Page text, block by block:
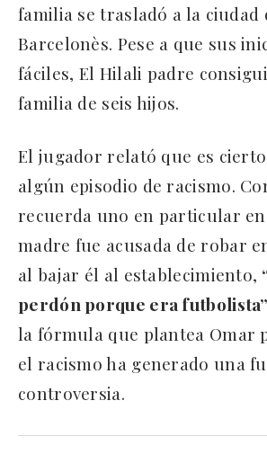
familia se trasladó a la ciudad
Barcelonès. Pese a que sus
fáciles, El Hilali padre
familia de seis hijos.
El jugador relató que es
algún episodio de racismo.
recuerda uno en particular
madre fue acusada de robar
al bajar él al establecimiento,
perdón porque era futbolista”
la fórmula que plantea Omar
el racismo ha generado una
controversia.